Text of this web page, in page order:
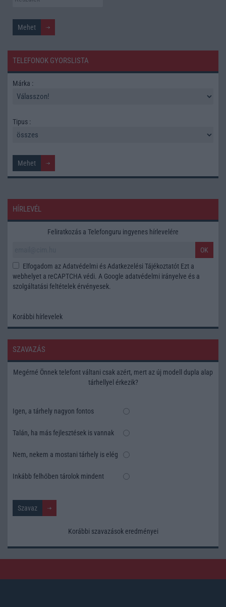
TELEFONOK GYORSLISTA
Márka :
Tipus :
HÍRLEVÉL
Feliratkozás a Telefonguru ingyenes hírlevelére
OK
Elfogadom azAdatvédelmi és Adatkezelési Tájékoztatót Ezt a
webhelyet a reCAPTCHA védi. A Google adatvédelmi irányelve és a
szolgáltatási feltételek érvényesek.
Korábbi hírlevelek
SZAVAZÁS
Megérné Önnek telefont váltani csak azért, mert az új modell dupla alap
tárhellyel érkezik?
Igen, a tárhely nagyon fontos
Talán, ha más fejlesztések is vannak
Nem, nekem a mostani tárhely is elég
Inkább felhőben tárolok mindent
Korábbi szavazások eredményei